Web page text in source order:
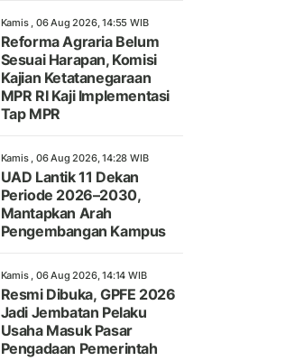
Kamis , 06 Aug 2026, 14:55 WIB
Reforma Agraria Belum
Sesuai Harapan, Komisi
Kajian Ketatanegaraan
MPR RI Kaji Implementasi
Tap MPR
Kamis , 06 Aug 2026, 14:28 WIB
UAD Lantik 11 Dekan
Periode 2026–2030,
Mantapkan Arah
Pengembangan Kampus
Kamis , 06 Aug 2026, 14:14 WIB
Resmi Dibuka, GPFE 2026
Jadi Jembatan Pelaku
Usaha Masuk Pasar
Pengadaan Pemerintah